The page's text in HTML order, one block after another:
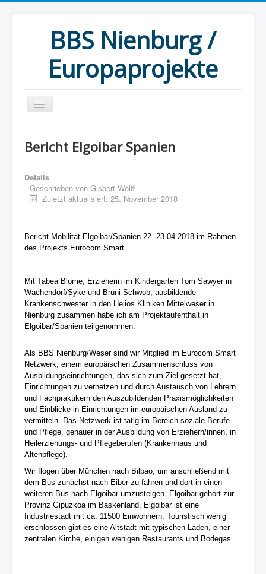
BBS Nienburg /
Europaprojekte
Aktuelles
Berichte
Bewerbung
Impressum/Datenschutz
Bericht Elgoibar Spanien
Details
Geschrieben von Gisbert Wolff
Zuletzt aktualisiert: 25. November 2018
Bericht Mobilität Elgoibar/Spanien 22.-23.04.2018 im Rahmen
des Projekts Eurocom Smart
Mit Tabea Blome, Erzieherin im Kindergarten Tom Sawyer in
Wachendorf/Syke und Bruni Schwob, ausbildende
Krankenschwester in den Helios Kliniken Mittelweser in
Nienburg zusammen habe ich am Projektaufenthalt in
Elgoibar/Spanien teilgenommen.
Als BBS Nienburg/Weser sind wir Mitglied im Eurocom Smart
Netzwerk, einem europäischen Zusammenschluss von
Ausbildungseinrichtungen, das sich zum Ziel gesetzt hat,
Einrichtungen zu vernetzen und durch Austausch von Lehrern
und Fachpraktikern den Auszubildenden Praxismöglichkeiten
und Einblicke in Einrichtungen im europäischen Ausland zu
vermitteln. Das Netzwerk ist tätig im Bereich soziale Berufe
und Pflege, genauer in der Ausbildung von Erziehern/innen, in
Heilerziehungs- und Pflegeberufen (Krankenhaus und
Altenpflege).
Wir flogen über München nach Bilbao, um anschließend mit
dem Bus zunächst nach Eiber zu fahren und dort in einen
weiteren Bus nach Elgoibar umzusteigen. Elgoibar gehört zur
Provinz Gipuzkoa im Baskenland. Elgoibar ist eine
Industriestadt mit ca. 11500 Einwohnern. Touristisch wenig
erschlossen gibt es eine Altstadt mit typischen Läden, einer
zentralen Kirche, einigen wenigen Restaurants und Bodegas.